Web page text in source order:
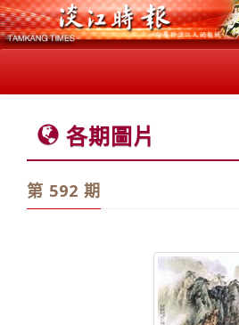
各期圖片
第 592 期